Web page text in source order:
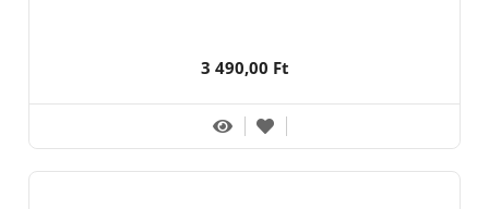
3 490,00 Ft